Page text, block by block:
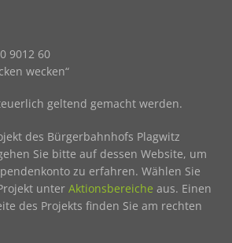
9012 60
wecken“
geltend gemacht werden.
des Bürgerbahnhofs Plagwitz
Sie bitte auf dessen Website, um
zu erfahren. Wählen Sie
unterAktionsbereiche aus. Einen
des Projekts finden Sie am rechten